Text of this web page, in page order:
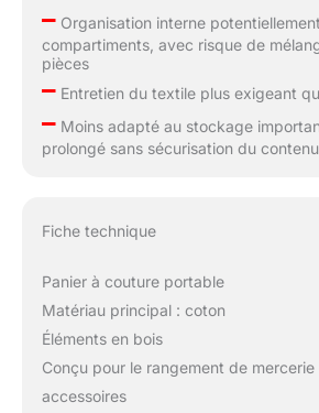
–Organisation interne
compartiments, avec risque de
pièces
–Entretien du textile plus exigeant
–Moins adapté au stockage
prolongé sans sécurisation du contenu
Fiche technique
Panier à couture portable
Matériau principal : coton
Éléments en bois
Conçu pour le rangement de
accessoires